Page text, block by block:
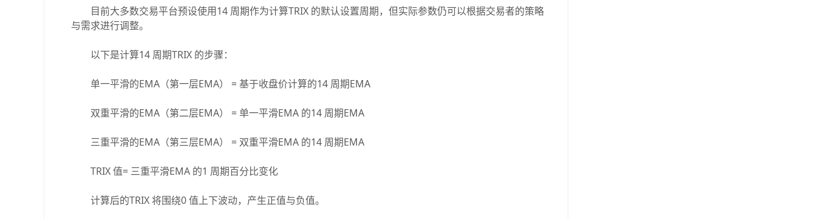
目前大多数交易平台预设使用14 周期作为计算TRIX 的默认设置周期，但实际参数仍可以根据交易者的策略
与需求进行调整。
以下是计算14 周期TRIX 的步骤：
单一平滑的EMA（第一层EMA） = 基于收盘价计算的14 周期EMA
双重平滑的EMA（第二层EMA） = 单一平滑EMA 的14 周期EMA
三重平滑的EMA（第三层EMA） = 双重平滑EMA 的14 周期EMA
TRIX 值= 三重平滑EMA 的1 周期百分比变化
计算后的TRIX 将围绕0 值上下波动，产生正值与负值。